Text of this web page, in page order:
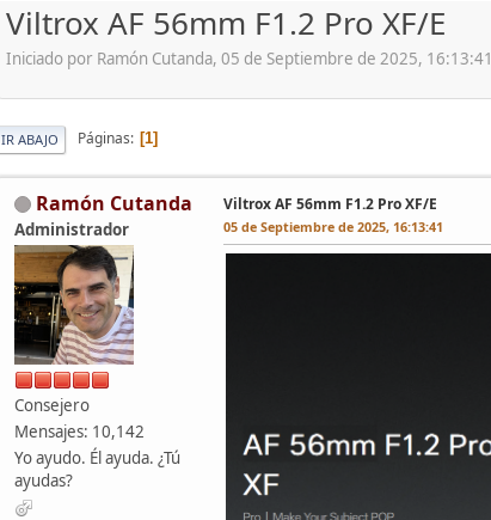
Viltrox AF 56mm F1.2 Pro XF/E
Iniciado por Ramón Cutanda, 05 de Septiembre de 2025, 16:13:41
IR ABAJO Páginas 1
Ramón Cutanda
Administrador
Consejero
Mensajes: 10,142
Yo ayudo. Él ayuda. ¿Tú
ayudas?
Viltrox AF 56mm F1.2 Pro XF/E
05 de Septiembre de 2025, 16:13:41